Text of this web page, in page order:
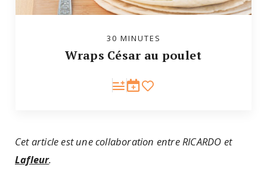
30 MINUTES
Wraps César au poulet
Cet article est une collaboration entre RICARDO et
Lafleur.